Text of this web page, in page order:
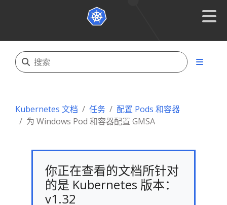
Kubernetes 文档 任务
配置 Pods 和容器
为 Windows Pod 和容器配置 GMSA
你正在查看的文档所针对
的是 Kubernetes 版本：
v1.32